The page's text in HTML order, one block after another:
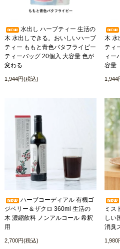
水出し ハーブティー 生活の
木 水出しできる。おいしいハーブ
ティー ももと青色バタフライピー
ティーバッグ 20個入 大容量 色が
変わる
1,944円(税込)
木 水
ティ
ィー
容量
1,944
ハーブコーディアル 有機ゴ
ジベリー＆ザクロ 360ml 生活の
木 濃縮飲料 ノンアルコール 希釈
用
2,700円(税込)
ミス
しい
消臭
1,980